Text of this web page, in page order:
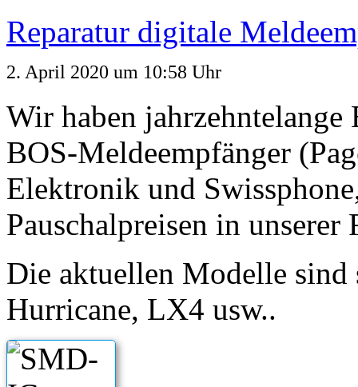
Reparatur digitale
2. April 2020 um 10:58 Uhr
Wir haben
BOS-Meldeempfänger
Elektronik und
Pauschalpreisen in unserer
Die aktuellen Modelle sind
Hurricane, LX4 usw..